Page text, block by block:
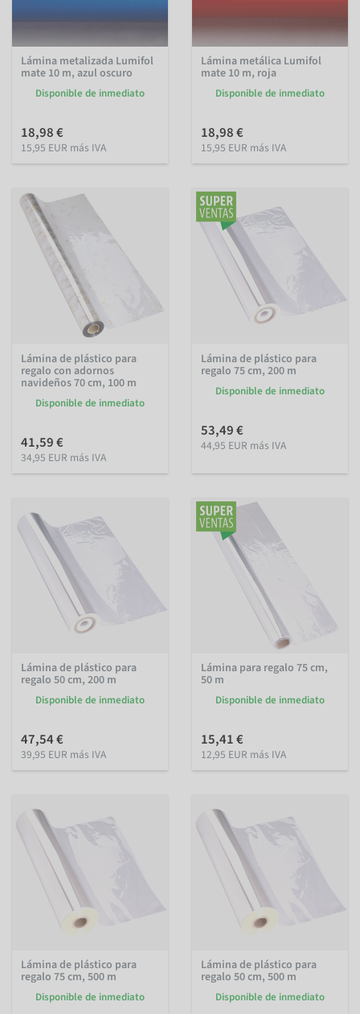
Lámina metalizada Lumifol
mate 10 m, azul oscuro
Disponible de inmediato
18,98 €
15,95 EUR más IVA
Lámina metálica Lumifol
mate 10 m, roja
Disponible de inmediato
18,98 €
15,95 EUR más IVA
Lámina de plástico para
regalo con adornos
navideños 70 cm, 100 m
Disponible de inmediato
41,59 €
34,95 EUR más IVA
Lámina de plástico para
regalo 75 cm, 200 m
Disponible de inmediato
53,49 €
44,95 EUR más IVA
Lámina de plástico para
regalo 50 cm, 200 m
Disponible de inmediato
47,54 €
39,95 EUR más IVA
Lámina para regalo 75 cm,
50 m
Disponible de inmediato
15,41 €
12,95 EUR más IVA
Lámina de plástico para
regalo 75 cm, 500 m
Disponible de inmediato
Lámina de plástico para
regalo 50 cm, 500 m
Disponible de inmediato